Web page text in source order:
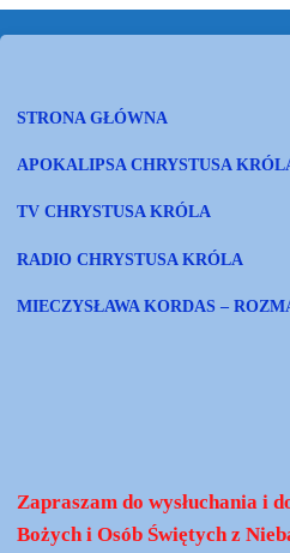
STRONA GŁÓWNA
APOKALIPSA CHRYSTUSA
TV CHRYSTUSA KRÓLA
RADIO CHRYSTUSA KRÓLA
MIECZYSŁAWA KORDAS –
Zapraszam do wysłuchania i
Bożych i Osób Świętych z